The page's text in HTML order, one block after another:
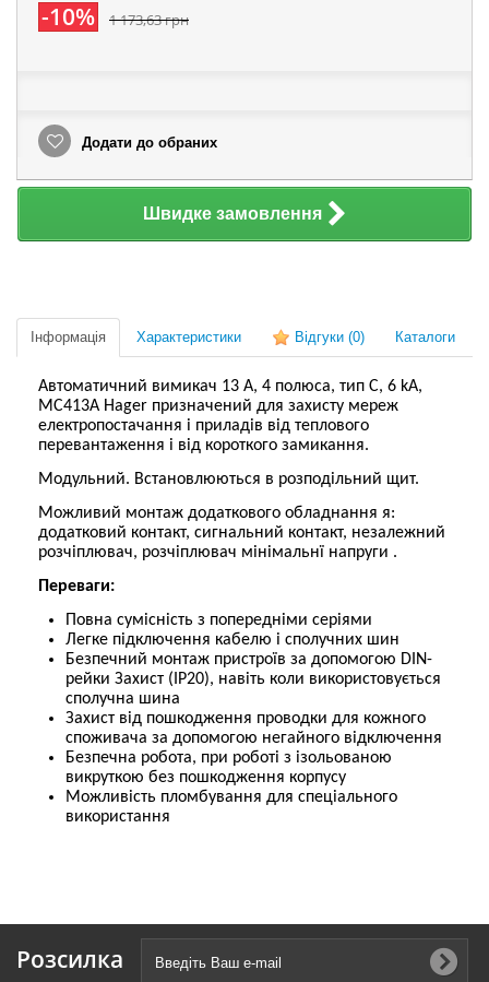
-10% 1 173,63 грн
Додати до обраних
Швидке замовлення
Інформація Характеристики Відгуки (0) Каталоги
Автоматичний вимикач 13 А, 4 полюса, тип C, 6 kA,
MC413A Hager призначений для захисту мереж
електропостачання і приладів від теплового
перевантаження і від короткого замикання.
Модульний. Встановлюються в розподільний щит.
Можливий монтаж додаткового обладнання я:
додатковий контакт, сигнальний контакт, незалежний
розчіплювач, розчіплювач мінімальнї напруги .
Переваги:
Повна сумісність з попередніми серіями
Легке підключення кабелю і сполучних шин
Безпечний монтаж пристроїв за допомогою DIN-
рейки Захист (IP20), навіть коли використовується
сполучна шина
Захист від пошкодження проводки для кожного
споживача за допомогою негайного відключення
Безпечна робота, при роботі з ізольованою
викруткою без пошкодження корпусу
Можливість пломбування для спеціального
використання
Розсилка